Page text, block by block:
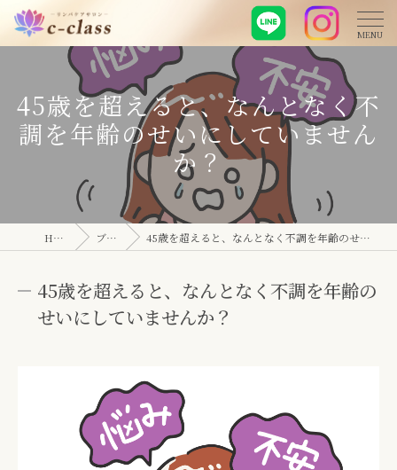
45歳を超えると、なんとなく不
調を年齢のせいにしていません
か？
HOME ブログ 45歳を超えると、なんとなく不調を年齢のせいにしていませんか？
45歳を超えると、なんとなく不調を年齢の
せいにしていませんか？